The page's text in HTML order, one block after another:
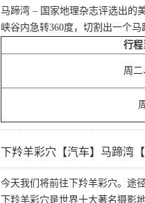
马蹄湾 – 国家地理杂志评选出的
峡谷内急转360度，切割出一个
行程
周
下羚羊彩穴【汽车】马蹄湾
今天我们将前往下羚羊彩穴。途
下羚羊彩穴是世界十大著名摄